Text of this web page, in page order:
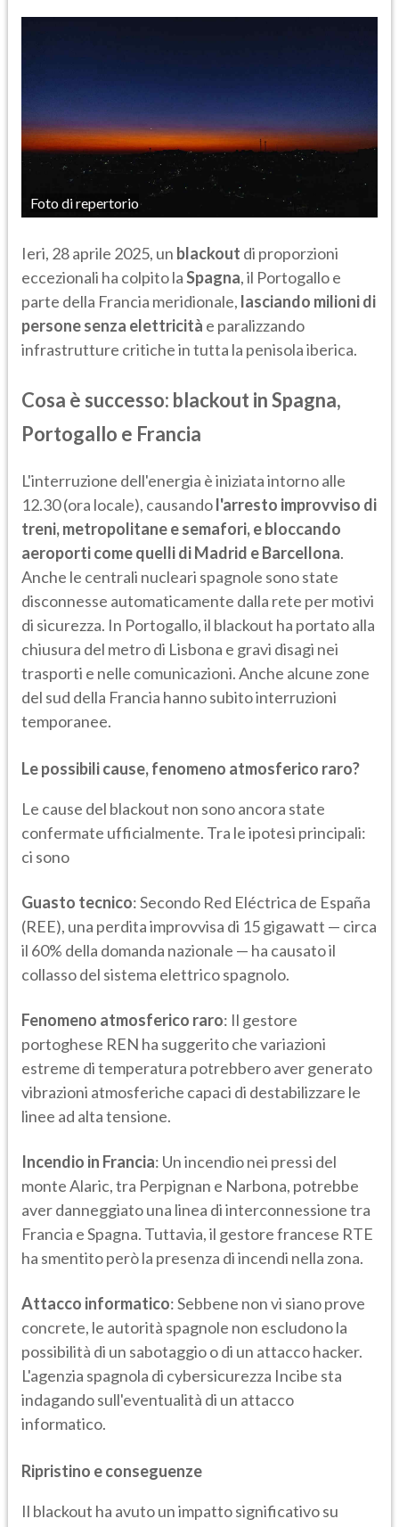
Foto di repertorio
Ieri, 28 aprile 2025, un blackout di proporzioni
eccezionali ha colpito laSpagna, il Portogallo e
parte della Francia meridionale, lasciando milioni di
persone senza elettricità e paralizzando
infrastrutture critiche in tutta la penisola iberica.​
Cosa è successo: blackout in Spagna,
Portogallo e Francia
L'interruzione dell'energia è iniziata intorno alle
12.30 (ora locale), causandol'arresto improvviso di
treni, metropolitane e semafori, e bloccando
aeroporti come quelli di Madrid e Barcellona.
Anche le centrali nucleari spagnole sono state
disconnesse automaticamente dalla rete per motivi
di sicurezza. In Portogallo, il blackout ha portato alla
chiusura del metro di Lisbona e gravi disagi nei
trasporti e nelle comunicazioni. Anche alcune zone
del sud della Francia hanno subito interruzioni
temporanee.
Le possibili cause, fenomeno atmosferico raro?
Le cause del blackout non sono ancora state
confermate ufficialmente. Tra le ipotesi principali:
ci sono
Guasto tecnico: Secondo Red Eléctrica de España
(REE), una perdita improvvisa di 15 gigawatt — circa
il 60% della domanda nazionale — ha causato il
collasso del sistema elettrico spagnolo.
Fenomeno atmosferico raro: Il gestore
portoghese REN ha suggerito che variazioni
estreme di temperatura potrebbero aver generato
vibrazioni atmosferiche capaci di destabilizzare le
linee ad alta tensione.
Incendio in Francia: Un incendio nei pressi del
monte Alaric, tra Perpignan e Narbona, potrebbe
aver danneggiato una linea di interconnessione tra
Francia e Spagna. Tuttavia, il gestore francese RTE
ha smentito però la presenza di incendi nella zona.
Attacco informatico: Sebbene non vi siano prove
concrete, le autorità spagnole non escludono la
possibilità di un sabotaggio o di un attacco hacker.
L'agenzia spagnola di cybersicurezza Incibe sta
indagando sull'eventualità di un attacco
informatico.
Ripristino e conseguenze
Il blackout ha avuto un impatto significativo su